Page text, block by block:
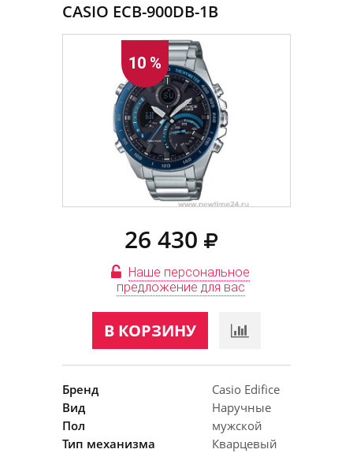
CASIO ECB-900DB-1B
10 %
26 430
Наше персональное
предложение для вас
В КОРЗИНУ
Бренд
Casio Edifice
Вид
Наручные
Пол
мужской
Тип механизма
Кварцевый